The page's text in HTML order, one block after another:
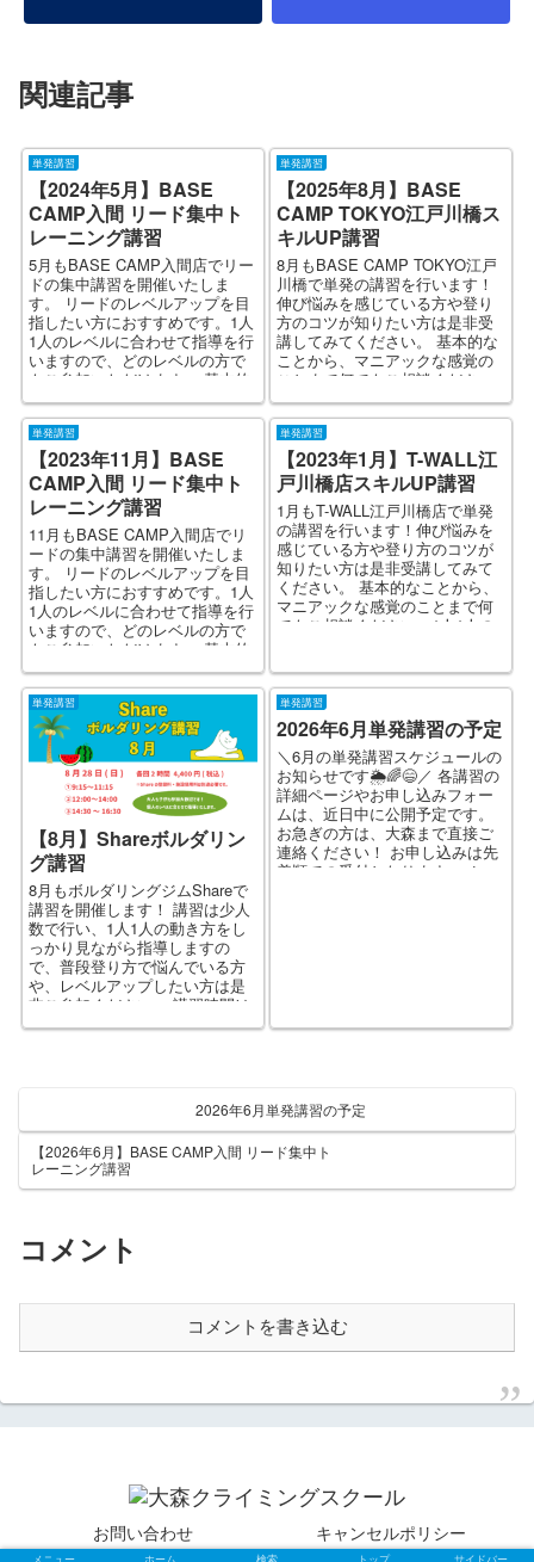
関連記事
単発講習
【2024年5月】BASE
CAMP入間 リード集中ト
レーニング講習
5月もBASE CAMP入間店でリー
ドの集中講習を開催いたしま
す。 リードのレベルアップを目
指したい方におすすめです。1人
1人のレベルに合わせて指導を行
いますので、どのレベルの方で
もご参加いただけます。 基本的
なことか...
単発講習
【2025年8月】BASE
CAMP TOKYO江戸川橋ス
キルUP講習
8月もBASE CAMP TOKYO江戸
川橋で単発の講習を行います！
伸び悩みを感じている方や登り
方のコツが知りたい方は是非受
講してみてください。 基本的な
ことから、マニアックな感覚の
ことまで何でもご相談くださ
い。1人1人のレ...
単発講習
【2023年11月】BASE
CAMP入間 リード集中ト
レーニング講習
11月もBASE CAMP入間店でリ
ードの集中講習を開催いたしま
す。 リードのレベルアップを目
指したい方におすすめです。1人
1人のレベルに合わせて指導を行
いますので、どのレベルの方で
もご参加いただけます。 基本的
なこと...
単発講習
【2023年1月】T-WALL江
戸川橋店スキルUP講習
1月もT-WALL江戸川橋店で単発
の講習を行います！伸び悩みを
感じている方や登り方のコツが
知りたい方は是非受講してみて
ください。 基本的なことから、
マニアックな感覚のことまで何
でもご相談ください。1人1人の
単発講習
【8月】Shareボルダリン
グ講習
8月もボルダリングジムShareで
講習を開催します！ 講習は少人
数で行い、1人1人の動き方をし
っかり見ながら指導しますの
で、普段登り方で悩んでいる方
や、レベルアップしたい方は是
非ご参加ください。 講習時間は
各回2時間で、ご希望...
単発講習
2026年6月単発講習の予定
＼6月の単発講習スケジュールの
お知らせです🌦️🌈😄／ 各講習の
詳細ページやお申し込みフォー
ムは、近日中に公開予定です。
お急ぎの方は、大森まで直接ご
連絡ください！ お申し込みは先
着順での受付となります。メー
2026年6月単発講習の予定
【2026年6月】BASE CAMP入間 リード集中ト
レーニング講習
コメント
コメントを書き込む
お問い合わせ
キャンセルポリシー